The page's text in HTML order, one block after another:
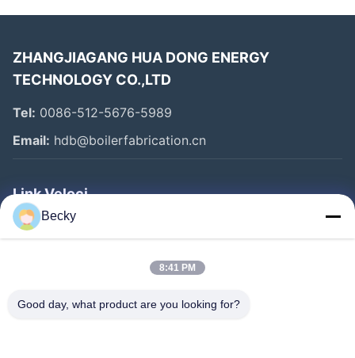
ZHANGJIAGANG HUA DONG ENERGY
TECHNOLOGY CO.,LTD
Tel: 0086-512-5676-5989
Email: hdb@boilerfabrication.cn
Link Veloci
Casa
Giro Della Fabbrica
Becky
8:41 PM
Good day, what product are you looking for?